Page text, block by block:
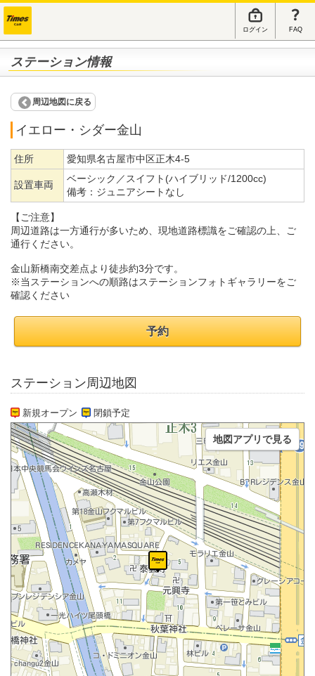
ログイン FAQ
ステーション情報
周辺地図に戻る
イエロー・シダー金山
住所 愛知県名古屋市中区正木4-5
設置車両
ベーシック／スイフト(ハイブリッド/1200cc)
備考： ジュニアシートなし
【ご注意】
周辺道路は一方通行が多いため、現地道路標識をご確認の上、ご
通行ください。
金山新橋南交差点より徒歩約3分です。
※当ステーションへの順路はステーションフォトギャラリーをご
確認ください
予約
ステーション周辺地図
新規オープン 閉鎖予定
地図アプリで見る